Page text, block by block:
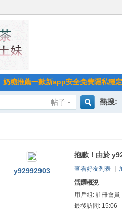
奶糖推薦一款新app安全免費隱私穩
帖子
索
熱搜:
台中
y92992903
抱歉！由於
查看好友列表
活躍概況
用戶組: 註冊會員
最後訪問: 15:06